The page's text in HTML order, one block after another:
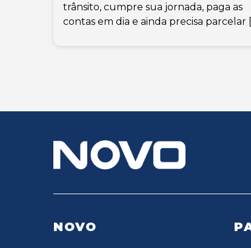
trânsito, cumpre sua jornada, paga as
contas em dia e ainda precisa parcelar
NOVO